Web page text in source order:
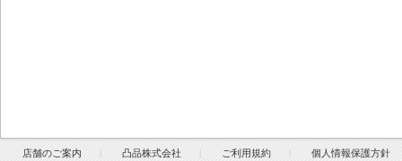
店舗のご案内 凸品株式会社 ご利用規約 個人情報保護方針